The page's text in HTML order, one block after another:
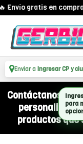
Envío gratis en
Enviar a Ingresar CP y
Contáctanos por
personalizado
productos que
para